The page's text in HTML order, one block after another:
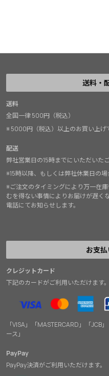
送料・
送料
全国一律 500円（税込）
※ 5000円（税込）以上のお買い上げ
配送
弊社営業日の15時までにいただいた
※15時以降、もしくは弊社休業日の
※ご注文のタイミングにより万一在
むを得ない事情によりお届けが遅く
電話にてお知らせします。
お支
クレジットカード
下記のカードがご利用いただけます。
「VISA」「MASTERCARD」「
ース」
PayPay
PayPay決済がご利用いただけます。